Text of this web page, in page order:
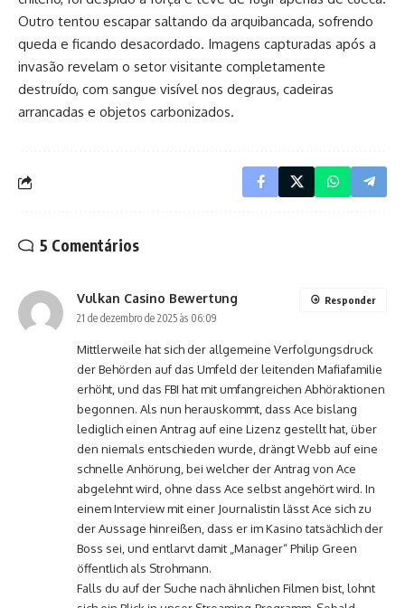
Outro tentou escapar saltando da arquibancada, sofrendo
queda e ficando desacordado. Imagens capturadas após a
invasão revelam o setor visitante completamente
destruído, com sangue visível nos degraus, cadeiras
arrancadas e objetos carbonizados.
5 Comentários
Vulkan Casino Bewertung
21 de dezembro de 2025 às 06:09
Mittlerweile hat sich der allgemeine Verfolgungsdruck
der Behörden auf das Umfeld der leitenden Mafiafamilie
erhöht, und das FBI hat mit umfangreichen Abhöraktionen
begonnen. Als nun herauskommt, dass Ace bislang
lediglich einen Antrag auf eine Lizenz gestellt hat, über
den niemals entschieden wurde, drängt Webb auf eine
schnelle Anhörung, bei welcher der Antrag von Ace
abgelehnt wird, ohne dass Ace selbst angehört wird. In
einem Interview mit einer Journalistin lässt Ace sich zu
der Aussage hinreißen, dass er im Kasino tatsächlich der
Boss sei, und entlarvt damit „Manager“ Philip Green
öffentlich als Strohmann.
Falls du auf der Suche nach ähnlichen Filmen bist, lohnt
Responder